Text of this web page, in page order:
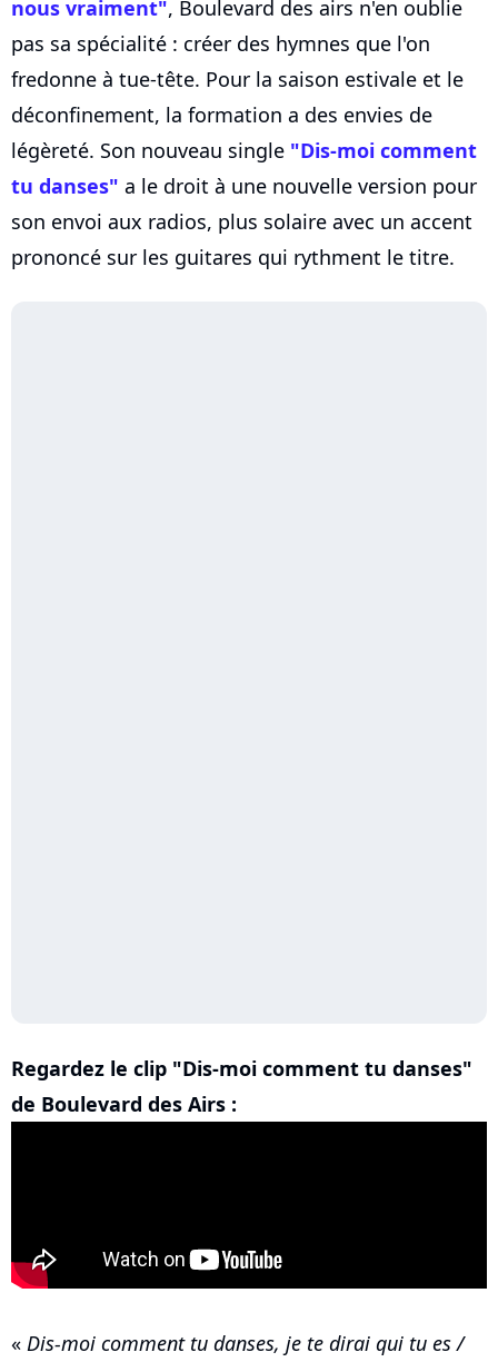
nous vraiment", Boulevard des airs n'en oublie
pas sa spécialité : créer des hymnes que l'on
fredonne à tue-tête. Pour la saison estivale et le
déconfinement, la formation a des envies de
légèreté. Son nouveau single "Dis-moi comment
tu danses" a le droit à une nouvelle version pour
son envoi aux radios, plus solaire avec un accent
prononcé sur les guitares qui rythment le titre.
Regardez le clip "Dis-moi comment tu danses"
de Boulevard des Airs :
« Dis-moi comment tu danses, je te dirai qui tu es /